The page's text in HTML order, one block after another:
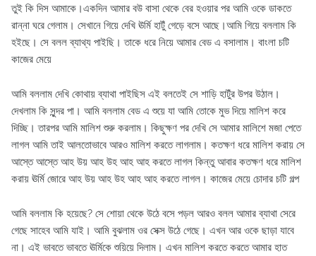
তুই কি দিস আমাকে।একদিন আমার বউ বাসা থেকে বের হওয়ার পর আমি ওকে ডাকতে
রান্না ঘরে গেলাম। সেখানে গিয়ে দেখি ঊর্মি হাটুঁ গেড়ে বসে আছে।আমি গিয়ে বললাম কি
হইছে। সে বলল ব্যাথ্য পাইছি। তাকে ধরে নিয়ে আমার বেড এ বসালাম। বাংলা চটি
কাজের মেয়ে
আমি বললাম দেখি কোথায় ব্যাথা পাইছিস এই বলতেই সে শাড়ি হাটুঁর উপর উঠাল।
দেখলাম কি সুন্দর পা। আমি বললাম বেড এ শুয়ে যা আমি তোকে মুভ দিয়ে মালিশ করে
দিচ্ছি। তারপর আমি মালিশ শুরু করলাম। কিছুক্ষণ পর দেখি সে আমার মালিশে মজা পেতে
লাগল আমি তাই আলতোভাবে আরও মালিশ করতে লাগলাম। কতক্ষণ ধরে মালিশ করায় সে
আস্তে আস্তে আহ উয় আহ উহ আহ আহ করতে লাগল কিন্তু আবার কতক্ষণ ধরে মালিশ
করায় ঊর্মি জোরে আহ উয় আহ উহ আহ আহ করতে লাগল। কাজের মেয়ে চোদার চটি গল্প
আমি বললাম কি হয়েছে? সে শোয়া থেকে উঠে বসে পড়ল আরও বলল আমার ব্যাথা সেরে
গেছে সাহেব আমি যাই। আমি বুঝলাম ওর সেক্স উঠে গেছে। এখন আর ওকে ছাড়া যাবে
না। এই ভাবতে ভাবতে ঊর্মিকে শুয়িয়ে দিলাম। এখন মালিশ করতে করতে আমার হাত